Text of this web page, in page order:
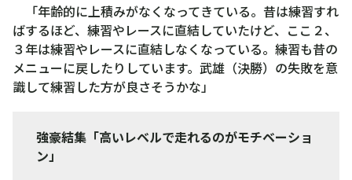
「年齢的に上積みがなくなってきている。昔は練習すれ
ばするほど、練習やレースに直結していたけど、ここ２、
３年は練習やレースに直結しなくなっている。練習も昔の
メニューに戻したりしています。武雄（決勝）の失敗を意
識して練習した方が良さそうかな」
強豪結集「高いレベルで走れるのがモチベーショ
ン」